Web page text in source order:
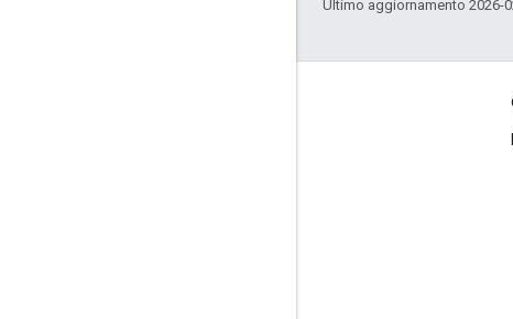
Ultimo aggiornamento 2026-